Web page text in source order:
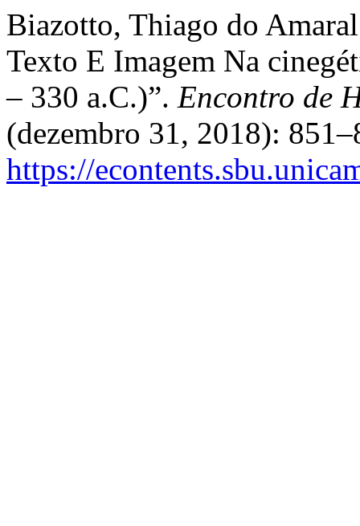
Biazotto, Thiago do
Texto E Imagem Na
– 330 a.C.)”. Encontro de
(dezembro 31, 2018):
https://